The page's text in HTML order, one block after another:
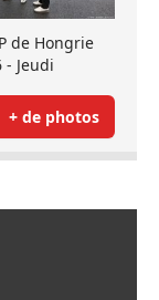
de Hongrie
- Jeudi
+ de photos